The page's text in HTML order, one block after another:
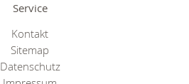
Service
Kontakt
Sitemap
Datenschutz